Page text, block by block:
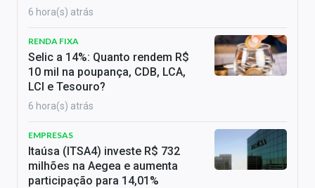
6 hora(s) atrás
RENDA FIXA
Selic a 14%: Quanto rendem R$
10 mil na poupança, CDB, LCA,
LCI e Tesouro?
6 hora(s) atrás
EMPRESAS
Itaúsa (ITSA4) investe R$ 732
milhões na Aegea e aumenta
participação para 14,01%